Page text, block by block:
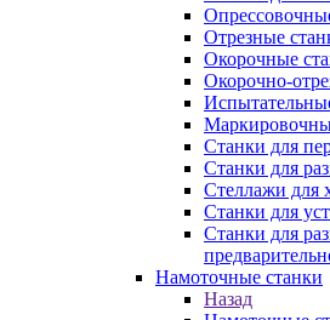
Отрезные
Окорочные
Окорочно-
Станки для
Станки для
Стеллажи для
Станки для
Станки для
Намоточные станки
Назад